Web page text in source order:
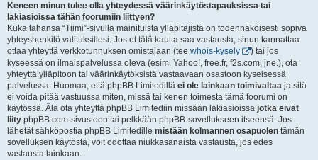
Keneen minun tulee olla yhteydessä väärinkäytöstapauksissa tai
lakiasioissa tähän foorumiin liittyen?
Kuka tahansa “Tiimi”-sivulla mainituista ylläpitäjistä on todennäköisesti sopiva
yhteyshenkilö valituksillesi. Jos et tätä kautta saa vastausta, sinun kannattaa
ottaa yhteyttä verkkotunnuksen omistajaan (tee whois-kysely
) tai jos
kyseessä on ilmaispalvelussa oleva (esim. Yahoo!, free.fr, f2s.com, jne.), ota
yhteyttä ylläpitoon tai väärinkäytöksistä vastaavaan osastoon kyseisessä
palvelussa. Huomaa, että phpBB Limitedillä ei ole lainkaan toimivaltaa ja sitä
ei voida pitää vastuussa miten, missä tai kenen toimesta tämä foorumi on
käytössä. Älä ota yhteyttä phpBB Limitediin missään lakiasioissa jotka eivät
liity phpBB.com-sivustoon tai pelkkään phpBB-sovellukseen itseensä. Jos
lähetät sähköpostia phpBB Limitedille mistään kolmannen osapuolen tämän
sovelluksen käytöstä, voit odottaa niukkasanaista vastausta, jos edes
vastausta lainkaan.